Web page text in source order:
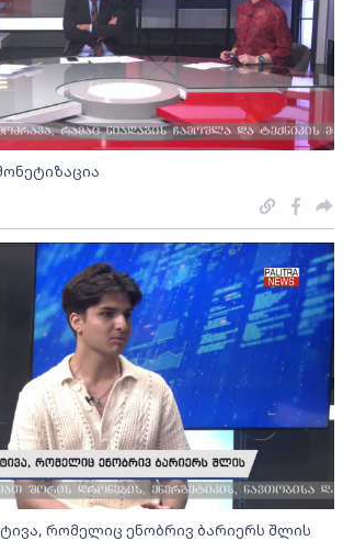
რომელიც ენობრივ ბარიერს შლის